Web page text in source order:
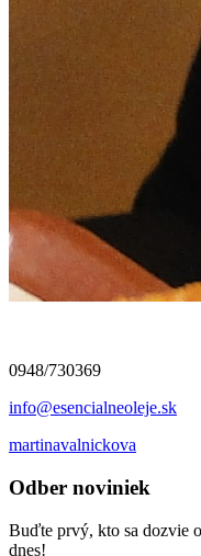
0948/730369
info@esencialneoleje.sk
martinavalnickova
Odber noviniek
Buďte prvý, kto sa dozvie
dnes!